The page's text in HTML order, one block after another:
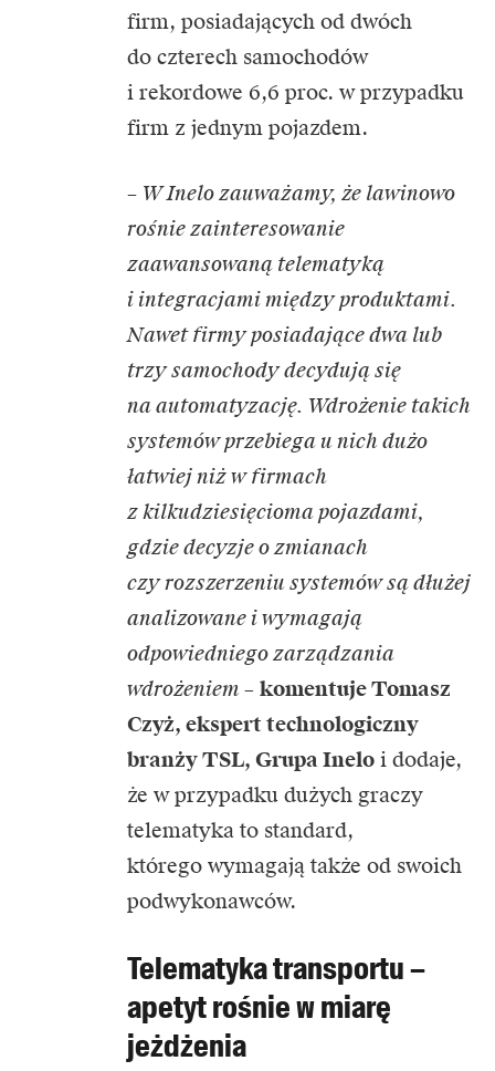
firm, posiadających od dwóch
do czterech samochodów
i rekordowe 6,6 proc. w przypadku
firm z jednym pojazdem.
– W Inelo zauważamy, że lawinowo
rośnie zainteresowanie
zaawansowaną telematyką
i integracjami między produktami.
Nawet firmy posiadające dwa lub
trzy samochody decydują się
na automatyzację. Wdrożenie takich
systemów przebiega u nich dużo
łatwiej niż w firmach
z kilkudziesięcioma pojazdami,
gdzie decyzje o zmianach
czy rozszerzeniu systemów są dłużej
analizowane i wymagają
odpowiedniego zarządzania
wdrożeniem – komentuje Tomasz
Czyż, ekspert technologiczny
branży TSL, Grupa Inelo i dodaje,
że w przypadku dużych graczy
telematyka to standard,
którego wymagają także od swoich
podwykonawców.
Telematyka transportu –
apetyt rośnie w miarę
jeżdżenia